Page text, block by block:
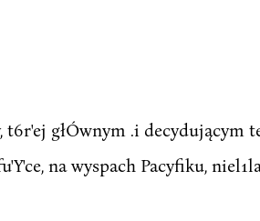
głÓwnym .i decydującym
na wyspach Pacyfiku,